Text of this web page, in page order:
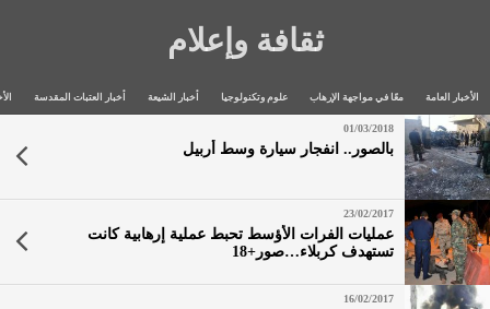
ثقافة وإعلام
الأخبار العامة معًا في مواجهة الإرهاب علوم وتكنولوجيا أخبار الشيعة أخبار العتبات المقدسة
01/03/2018
بالصور.. انفجار سيارة وسط أربيل
23/02/2017
عمليات الفرات الأؤسط تحبط عملية إرهابية كانت
تستهدف كربلاء…صور+18
16/02/2017